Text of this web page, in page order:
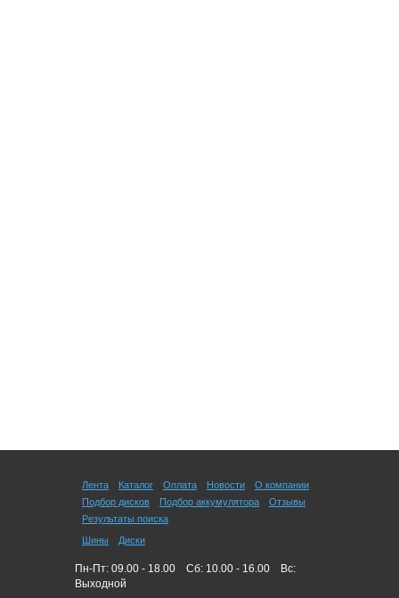
Лента Каталог Оплата Новости
О компании
Подбор дисков
Подбор аккумулятора
Отзывы
Результаты поиска
Шины
Диски
Пн-Пт: 09.00 - 18.00 Сб: 10.00 - 16.00
Вс:
Выходной